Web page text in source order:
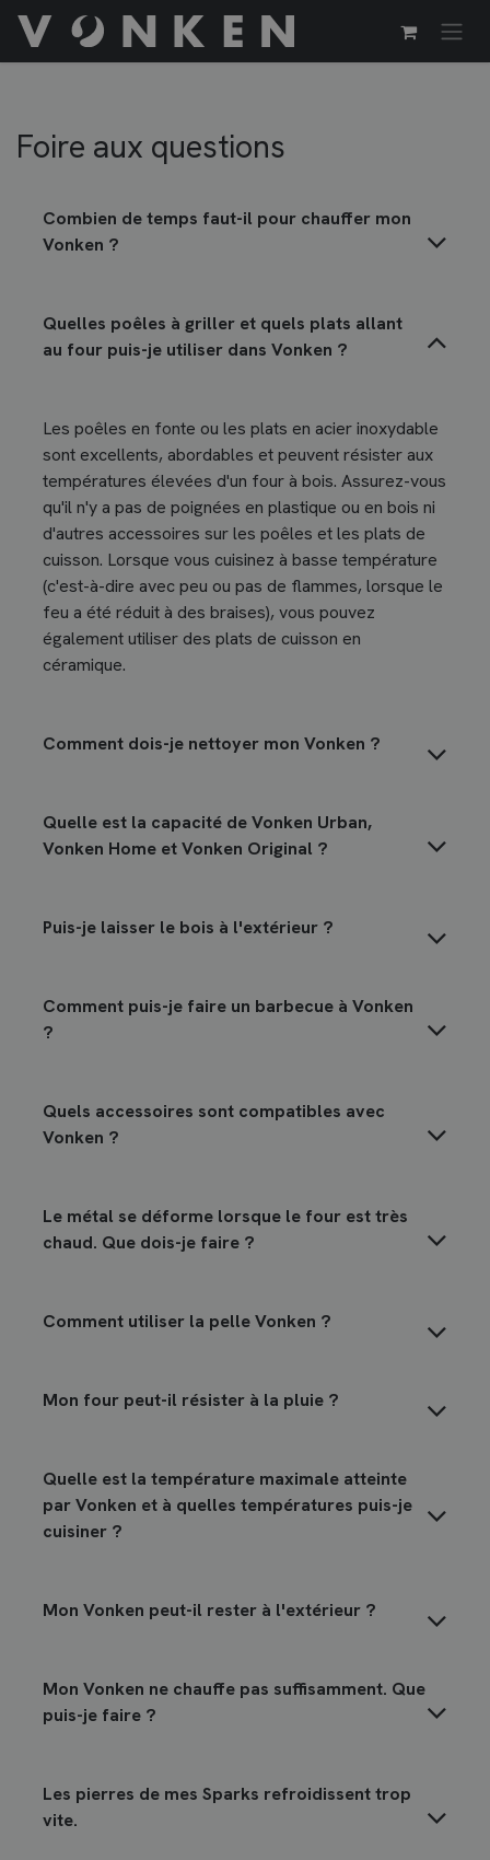
Se rendre au contenu
Foire aux questions
Combien de temps faut-il pour chauffer mon
Vonken ?
Quelles poêles à griller et quels plats allant
au four puis-je utiliser dans Vonken ?
Les poêles en fonte ou les plats en acier inoxydable
sont excellents, abordables et peuvent résister aux
températures élevées d'un four à bois. Assurez-vous
qu'il n'y a pas de poignées en plastique ou en bois ni
d'autres accessoires sur les poêles et les plats de
cuisson. Lorsque vous cuisinez à basse température
(c'est-à-dire avec peu ou pas de flammes, lorsque le
feu a été réduit à des braises), vous pouvez
également utiliser des plats de cuisson en
céramique.
Comment dois-je nettoyer mon Vonken ?
Quelle est la capacité de Vonken Urban,
Vonken Home et Vonken Original ?
Puis-je laisser le bois à l'extérieur ?
Comment puis-je faire un barbecue à Vonken
?
Quels accessoires sont compatibles avec
Vonken ?
Le métal se déforme lorsque le four est très
chaud. Que dois-je faire ?
Comment utiliser la pelle Vonken ?
Mon four peut-il résister à la pluie ?
Quelle est la température maximale atteinte
par Vonken et à quelles températures puis-je
cuisiner ?
Mon Vonken peut-il rester à l'extérieur ?
Mon Vonken ne chauffe pas suffisamment. Que
puis-je faire ?
Les pierres de mes Sparks refroidissent trop
vite.